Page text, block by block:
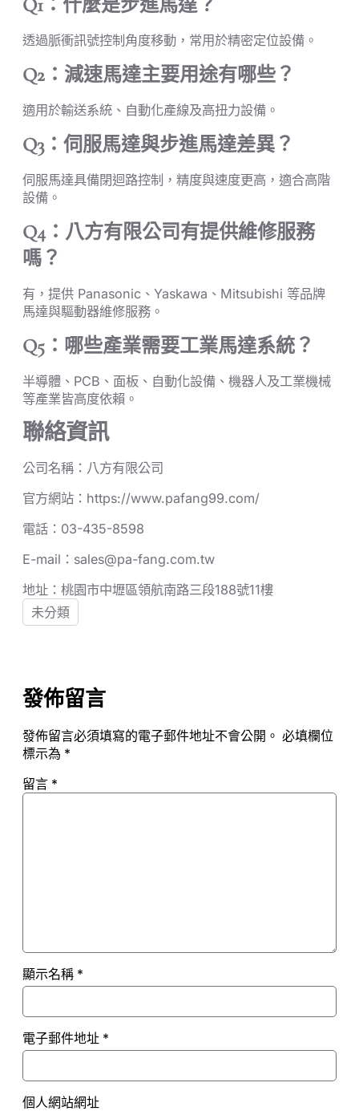
Q1：什麼是步進馬達？
透過脈衝訊號控制角度移動，常用於精密定位設備。
Q2：減速馬達主要用途有哪些？
適用於輸送系統、自動化產線及高扭力設備。
Q3：伺服馬達與步進馬達差異？
伺服馬達具備閉迴路控制，精度與速度更高，適合高階
設備。
Q4：八方有限公司有提供維修服務
嗎？
有，提供 Panasonic、Yaskawa、Mitsubishi 等品牌
馬達與驅動器維修服務。
Q5：哪些產業需要工業馬達系統？
半導體、PCB、面板、自動化設備、機器人及工業機械
等產業皆高度依賴。
聯絡資訊
公司名稱：八方有限公司
官方網站：https://www.pafang99.com/
電話：03-435-8598
E-mail：sales@pa-fang.com.tw
地址：桃園市中壢區領航南路三段188號11樓
未分類
發佈留言
發佈留言必須填寫的電子郵件地址不會公開。 必填欄位
標示為 *
留言 *
顯示名稱 *
電子郵件地址 *
個人網站網址